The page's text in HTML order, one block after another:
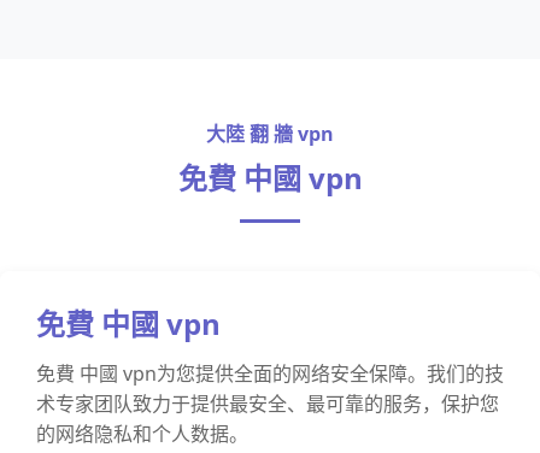
大陸 翻 牆 vpn
免費 中國 vpn
免費 中國 vpn
免費 中國 vpn为您提供全面的网络安全保障。我们的技
术专家团队致力于提供最安全、最可靠的服务，保护您
的网络隐私和个人数据。